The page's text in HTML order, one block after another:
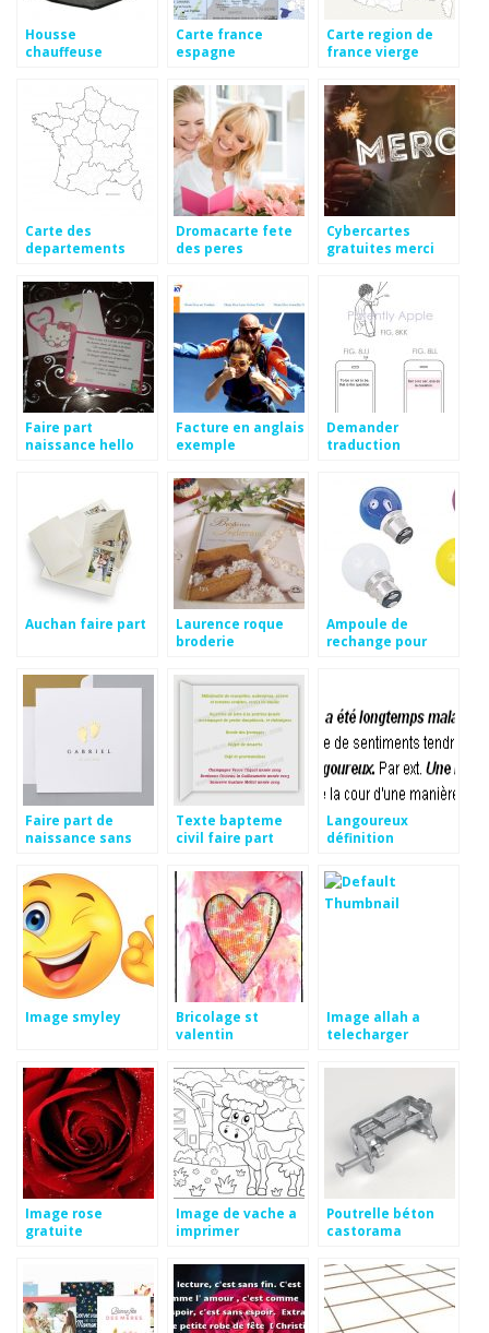
Housse
chauffeuse
Carte france
espagne
Carte region de
france vierge
Carte des
departements
Dromacarte fete
des peres
Cybercartes
gratuites merci
Faire part
naissance hello
Facture en anglais
exemple
Demander
traduction
Auchan faire part
Laurence roque
broderie
Ampoule de
rechange pour
Faire part de
naissance sans
Texte bapteme
civil faire part
Langoureux
définition
Image smyley
Bricolage st
valentin
Image allah a
telecharger
Image rose
gratuite
Image de vache a
imprimer
Poutrelle béton
castorama